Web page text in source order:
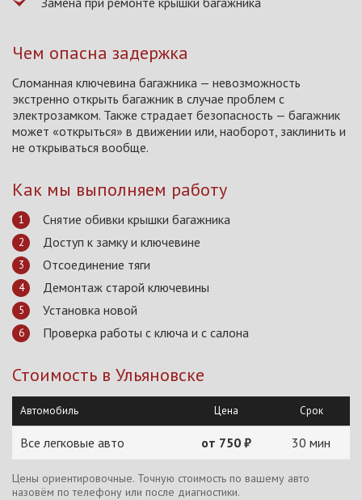
Чем опасна задержка
Сломанная ключевина багажника — невозможность
экстренно открыть багажник в случае проблем с
электрозамком. Также страдает безопасность — багажник
может «открыться» в движении или, наоборот, заклинить и
не открываться вообще.
Как мы выполняем работу
Снятие обивки крышки багажника
Доступ к замку и ключевине
Отсоединение тяги
Демонтаж старой ключевины
Установка новой
Проверка работы с ключа и с салона
Стоимость в Ульяновске
Автомобиль Цена Срок
Все легковые авто от 750 ₽ 30 мин
Цены ориентировочные. Точную стоимость по вашему авто
назовём по телефону или после диагностики.